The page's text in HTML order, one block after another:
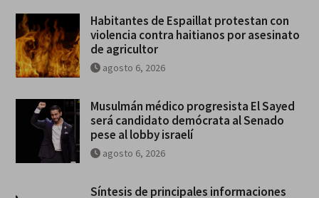
Habitantes de Espaillat protestan con
violencia contra haitianos por asesinato
de agricultor
agosto 6, 2026
Musulmán médico progresista El Sayed
será candidato demócrata al Senado
pese al lobby israelí
agosto 6, 2026
Síntesis de principales informaciones